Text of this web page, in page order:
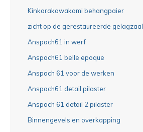
Kinkarakawakami behangpaier
zicht op de gerestaureerde gelagzaal
Anspach61 in werf
Anspach61 belle epoque
Anspach 61 voor de werken
Anspach61 detail pilaster
Anspach 61 detail 2 pilaster
Binnengevels en overkapping